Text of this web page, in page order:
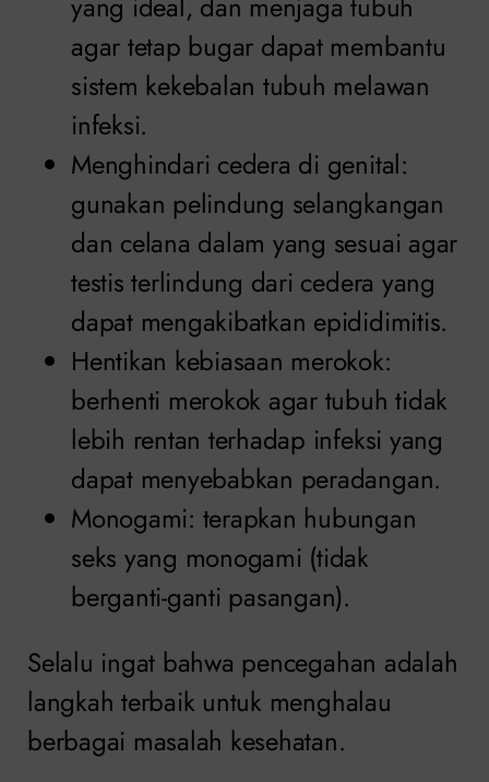
agar tetap bugar dapat membantu
sistem kekebalan tubuh melawan
infeksi.
Menghindari cedera di genital:
gunakan pelindung selangkangan
dan celana dalam yang sesuai agar
testis terlindung dari cedera yang
dapat mengakibatkan epididimitis.
Hentikan kebiasaan merokok:
berhenti merokok agar tubuh tidak
lebih rentan terhadap infeksi yang
dapat menyebabkan peradangan.
Monogami: terapkan hubungan
seks yang monogami (tidak
berganti-ganti pasangan).
Selalu ingat bahwa pencegahan adalah
langkah terbaik untuk menghalau
berbagai masalah kesehatan.